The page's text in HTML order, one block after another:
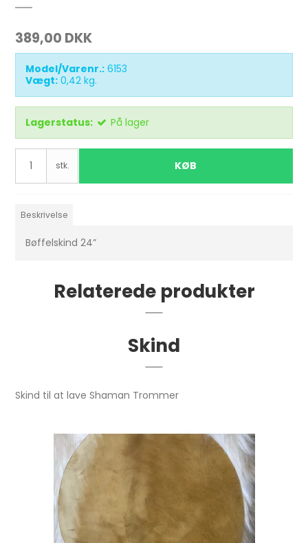
389,00 DKK
Model/Varenr.: 6153
Vægt: 0,42 kg.
Lagerstatus: På lager
stk. KØB
Beskrivelse
Bøffelskind 24”
Relaterede produkter
Skind
Skind til at lave Shaman Trommer